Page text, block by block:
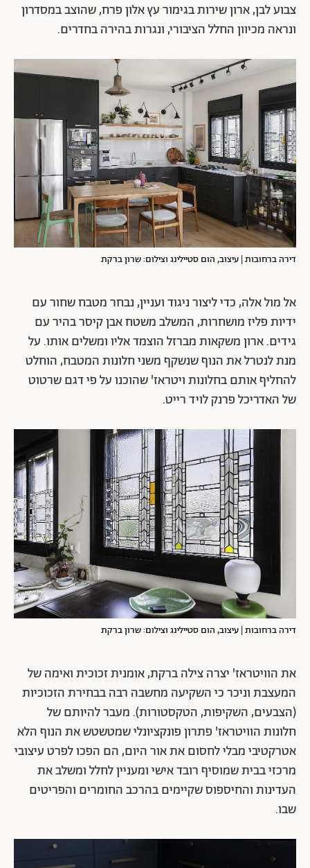
צבוע לבן, ארון שירות בגימור עץ אלון פרח, שהוצב במסדרון
ונראה מכיוון החלל הציבורי, ונגרות בהירה בחדרים.
דירה ברחובות | עיצוב, הום סטיילינג וצילום: שרון ברקת
אל מול אלה, כדי ליצור ניגוד ועניין, נבחר מטבח שחור עם
ידיות פליז מושחרות, המשלב משטח אבן קיסר בהיר עם
גידים. ארון משקאות מברזל הוצמד אליו ומשלים אותו. על
מנת לנטרל את הנוף שנשקף משני חלונות המטבח, הוחלט
להחליף אותם בחלונות ויטראז' שהוכנו על פי דגם שרטוט
של האדריכל פרנק לויד רייט.
דירה ברחובות | עיצוב, הום סטיילינג וצילום: שרון ברקת
את הוויטראז' יצרה צילה ברקת, אומנית זכוכית ואימה של
המעצבת וניכר כי השקיעה מחשבה רבה בבחירת הזכוכיות
(הצבעים, השקיפות, הטקסטורות). מעבר להיותם של
חלונות הוויטראז' פתרון פונקציונלי שמטשטש את הנוף הלא
אטרקטיבי מבלי לחסום את אור היום, הם הפכו לפרט עיצובי
מרכזי בבית שמוסיף רובד אישי ומעניין לחלל ומשלב את
העדינות והחיספוס שקיימים בהרכב החומרים והפריטים
שבו.